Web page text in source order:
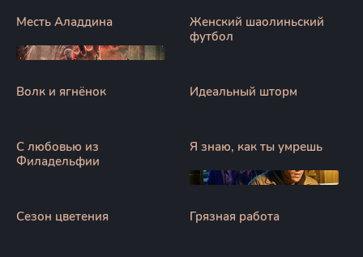
Месть Аладдина
Женский шаолиньский
футбол
Волк и ягнёнок Идеальный шторм
С любовью из
Филадельфии
Я знаю, как ты умрешь
Сезон цветения Грязная работа